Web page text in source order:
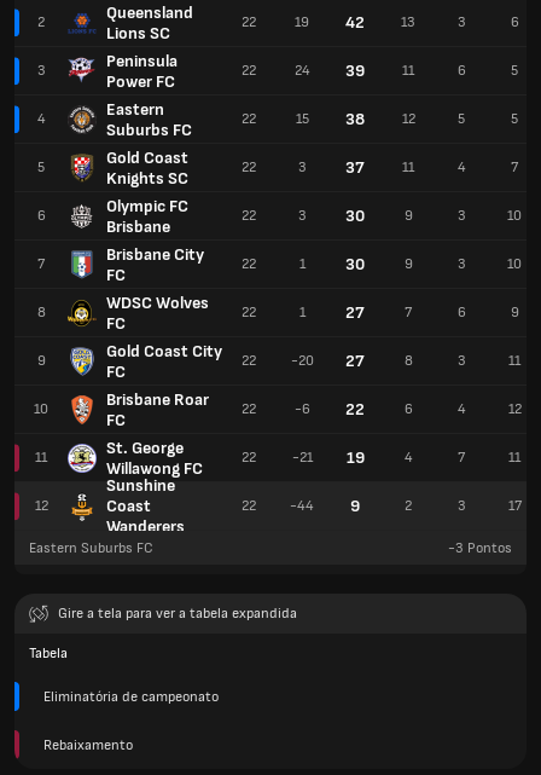
2
Queensland
Lions SC
3
Peninsula
Power FC
4
Eastern
Suburbs FC
5
Gold Coast
Knights SC
6
Olympic FC
Brisbane
7
Brisbane City
FC
8
WDSC Wolves
FC
9
Gold Coast City
FC
10
Brisbane Roar
FC
11
St. George
Willawong FC
12
Sunshine
Coast
Wanderers
22 19 42 13 3 6
22 24 39 11 6 5
22 15 38 12 5 5
22 3 37 11 4 7
22 3 30 9 3 10
22 1 30 9 3 10
22 1 27 7 6 9
22 -20 27 8 3 11
22 -6 22 6 4 12
22 -21 19 4 7 11
22 -44 9 2 3 17
Eastern Suburbs FC -3 Pontos
Gire a tela para ver a tabela expandida
Tabela
Eliminatória de campeonato
Rebaixamento